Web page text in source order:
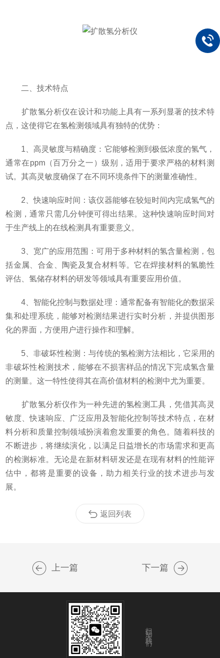
二、技术特点
扩散氢分析仪在设计和功能上具有一系列显著的技术特
点，这使得它在氢检测领域具有独特的优势：
1、高灵敏度与精确度：它能够检测到极低浓度的氢气，
通常在ppm（百万分之一）级别，适用于要求严格的材料测
试。其高灵敏度确保了在不同环境条件下的测量准确性。
2、快速响应时间：该仪器能够在较短时间内完成氢气的
检测，通常只需几分钟便可得出结果。这种快速响应时间对
于生产线上的在线检测具有重要意义。
3、宽广的应用范围：可用于多种材料的氢含量检测，包
括金属、合金、陶瓷及复合材料等。它在焊接材料的氢脆性
评估、氢储存材料的研发等领域具有重要应用价值。
4、智能化控制与数据处理：通常配备有智能化的数据采
集和处理系统，能够对检测结果进行实时分析，并提供图形
化的界面，方便用户进行操作和理解。
5、非破坏性检测：与传统的氢检测方法相比，它采用的
非破坏性检测技术，能够在不损害样品的情况下完成氢含量
的测量。这一特性使得其在高价值材料的检测中尤为重要。
扩散氢分析仪作为一种先进的氢检测工具，凭借其高灵
敏度、快速响应、广泛应用及智能化控制等技术特点，在材
料分析和质量控制领域扮演着愈发重要的角色。随着科技的
不断进步，将继续演化，以满足日益增长的市场需求和更高
的检测标准。无论是在新材料研发还是在现有材料的性能评
估中，都将是重要的设备，助力相关行业的技术进步与发
展。
返回列表
上一篇 下一篇
扫码关注我们